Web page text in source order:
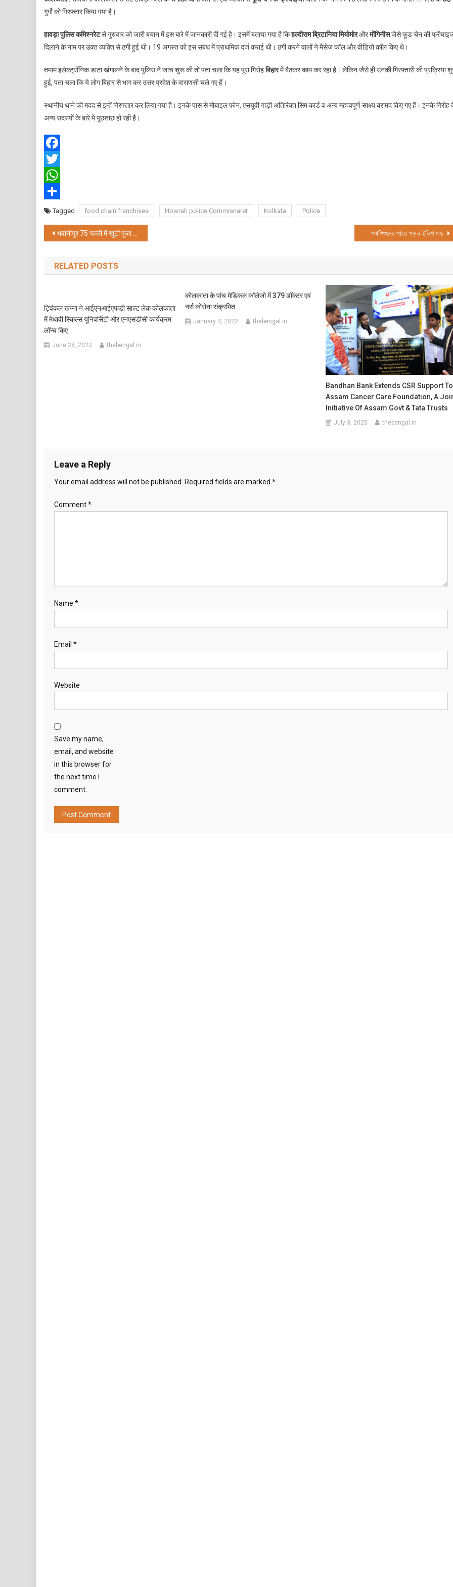
चेन
नाम
पर
करने
वाले
लोगों
गुर्गो को गिरफ्तार किया गया है।
हावड़ा पुलिस कमिश्नरेटसे गुरुवार को जारी बयान में इस बारे में जानकारी दी गई है। इसमें बताया गया है किहल्दीराम ब्रिटानिया मियोमोरऔरमोंगिनीसजैसे फूड चेन की
दिलाने के नाम पर उक्त व्यक्ति से ठगी हुई थी। 19 अगस्त को इस संबंध में प्राथमिक दर्ज कराई थी। ठगी करने वालों ने मैसेज कॉल और वीडियो कॉल किए थे।
तमाम इलेक्ट्रॉनिक डाटा खंगालने के बाद पुलिस ने जांच शुरू की तो पता चला कि यह पूरा गिरोहबिहारमें बैठकर काम कर रहा है। लेकिन जैसे ही उनकी गिरफ्तारी की प्रक्रिया
हुई, पता चला कि ये लोग बिहार से भाग कर उत्तर प्रदेश के वाराणसी चले गए हैं।
स्थानीय थाने की मदद से इन्हें गिरफ्तार कर लिया गया है। इनके पास से मोबाइल फोन, एसयूवी गाड़ी अतिरिक्त सिम कार्ड व अन्य महत्वपूर्ण साक्ष्य बरामद किए गए हैं। इनके गिरोह
अन्य सदस्यों के बारे में पूछताछ हो रही है।
Facebook
Twitter
WhatsApp
ShareTagged food chain franchisee Howrah police Commisnaret Kolkata Police
Post
navigation
भवानीपुर 75 पल्ली में खुटी पूजा के साथ दुर्गापूजा की तैयारियां हुई तेज পথশিশুদের পাতে পড়ল ইলিশ মাছ
RELATED POSTS
ट्विंकल खन्ना ने आईएनआईएफडी साल्ट लेक कोलकाता
में मेधावी स्किल्स यूनिवर्सिटी और एनएसडीसी कार्यक्रम
लॉन्च किए
June 28, 2023 thebengal.in
कोलकाता के पांच मेडिकल कॉलेजो में 379 डॉक्टर एवं
नर्स कोरोना संक्रमित
January 4, 2022 thebengal.in
Bandhan Bank Extends CSR Support To
Assam Cancer Care Foundation, A
Initiative Of Assam Govt & Tata Trusts
July 3, 2025 thebengal.in
Leave a Reply
Your email address will not be published. Required fields are marked *
Comment*
Name *
Email *
Website
Save my name,
email, and website
in this browser for
the next time I
comment.